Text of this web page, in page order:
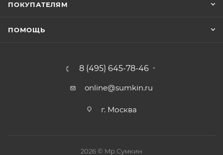
ПОКУПАТЕЛЯМ
ПОМОЩЬ
8 (495) 645-78-46
online@sumkin.ru
г. Москва
2026 © Mр.Сумкин